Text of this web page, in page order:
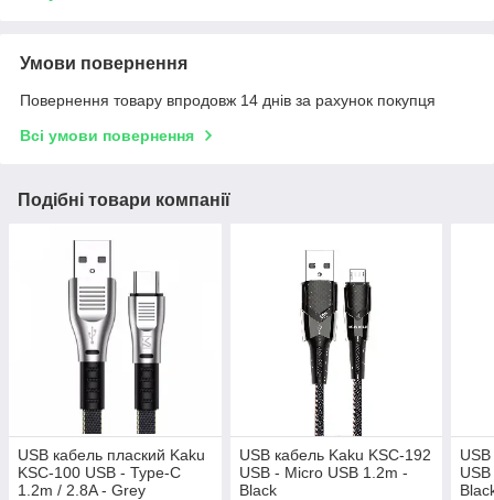
Умови повернення
Повернення товару впродовж 14 днів за рахунок покупця
Всі умови повернення
Подібні товари компанії
USB кабель плаский Kaku
KSC-100 USB - Type-C
1.2m / 2.8A - Grey
USB кабель Kaku KSC-192
USB - Micro USB 1.2m -
Black